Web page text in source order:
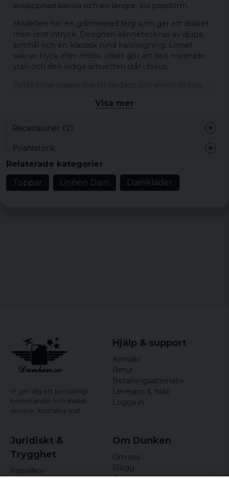
avslappnad känsla och en längre, lös passform.
Modellen har en gråmelerad färg som ger ett diskret
men rent intryck. Designen kännetecknas av djupa
ärmhål och en klassisk rund halsringning. Linnet
saknar tryck eller motiv, vilket gör att den melerade
ytan och den lediga silhuetten står i fokus.
Detta linne passar bra till vardags och enkel styling,
en öppen skjorta för en avslappnad look.
Produkttyp:
ärmhål, rund halsringning, längre och lös
passform
Stil/känsla: Avslappnad vardagsstil
Material:65% polyester, 35% bomull
Visa mer
Recensioner (2)
för 4 år sedan
för 4 år sedan
Prishistorik
Relaterade kategorier
Toppar
Linnen Dam Damkläder
Vi ger dig ett personligt
bemötande och snabb
service, kontakta oss!
Hjälp & support
Kontakt
Retur
Betalningsalternativ
Leverans & frakt
Logga in
Juridiskt &
Trygghet
Köpvillkor
Om Dunken
Om oss
Blogg